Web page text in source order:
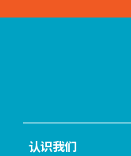
认识我们